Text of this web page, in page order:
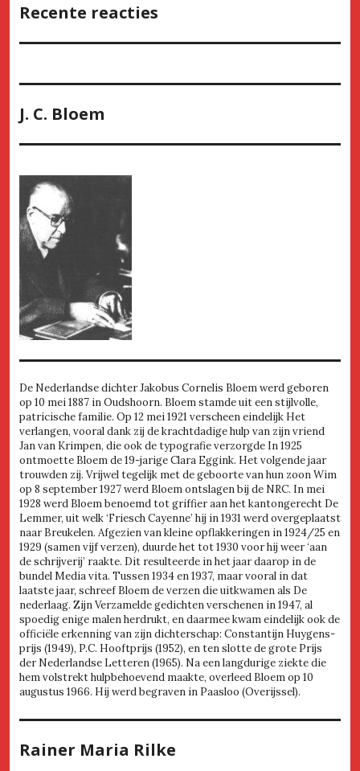
Recente reacties
J. C. Bloem
De Nederlandse dichter Jakobus Cornelis Bloem werd geboren
op 10 mei 1887 in Oudshoorn. Bloem stamde uit een stijlvolle,
patricische familie. Op 12 mei 1921 verscheen eindelijk Het
verlangen, vooral dank zij de krachtdadige hulp van zijn vriend
Jan van Krimpen, die ook de typografie verzorgde In 1925
ontmoette Bloem de 19-jarige Clara Eggink. Het volgende jaar
trouwden zij. Vrijwel tegelijk met de geboorte van hun zoon Wim
op 8 september 1927 werd Bloem ontslagen bij de NRC. In mei
1928 werd Bloem benoemd tot griffier aan het kantongerecht De
Lemmer, uit welk ‘Friesch Cayenne’ hij in 1931 werd overgeplaatst
naar Breukelen. Afgezien van kleine opflakkeringen in 1924/25 en
1929 (samen vijf verzen), duurde het tot 1930 voor hij weer ‘aan
de schrijverij’ raakte. Dit resulteerde in het jaar daarop in de
bundel Media vita. Tussen 1934 en 1937, maar vooral in dat
laatste jaar, schreef Bloem de verzen die uitkwamen als De
nederlaag. Zijn Verzamelde gedichten verschenen in 1947, al
spoedig enige malen herdrukt, en daarmee kwam eindelijk ook de
officiële erkenning van zijn dichterschap: Constantijn Huygens-
prijs (1949), P.C. Hooftprijs (1952), en ten slotte de grote Prijs
der Nederlandse Letteren (1965). Na een langdurige ziekte die
hem volstrekt hulpbehoevend maakte, overleed Bloem op 10
augustus 1966. Hij werd begraven in Paasloo (Overijssel).
Rainer Maria Rilke